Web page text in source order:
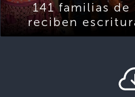
141 familias de
reciben